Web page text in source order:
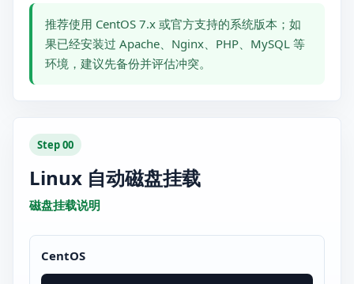
推荐使用 CentOS 7.x 或官方支持的系统版本；如
果已经安装过 Apache、Nginx、PHP、MySQL 等
环境，建议先备份并评估冲突。
Step 00
Linux 自动磁盘挂载
磁盘挂载说明
CentOS